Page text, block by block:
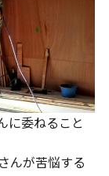
に委ねること
んが苦悩する